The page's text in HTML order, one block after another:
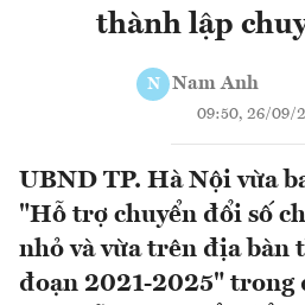
thành lập
N Nam Anh
09:50, 26/09/
UBND TP. Hà Nội vừa
"Hỗ trợ chuyển đổi số
nhỏ và vừa trên địa bàn
đoạn 2021-2025" trong